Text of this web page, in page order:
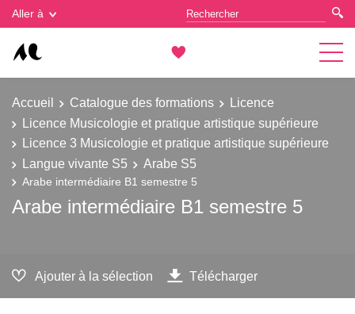
Aller à
Accueil Catalogue des formations
Licence
Licence Musicologie et pratique artistique supérieure
Licence 3 Musicologie et pratique artistique supérieure
Langue vivante S5
Arabe S5
Arabe intermédiaire B1 semestre 5
Arabe intermédiaire B1 semestre 5
Ajouter à la sélection Télécharger
Gestion des cookies